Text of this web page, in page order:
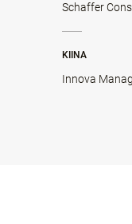
Schaffer
KIINA
Innova